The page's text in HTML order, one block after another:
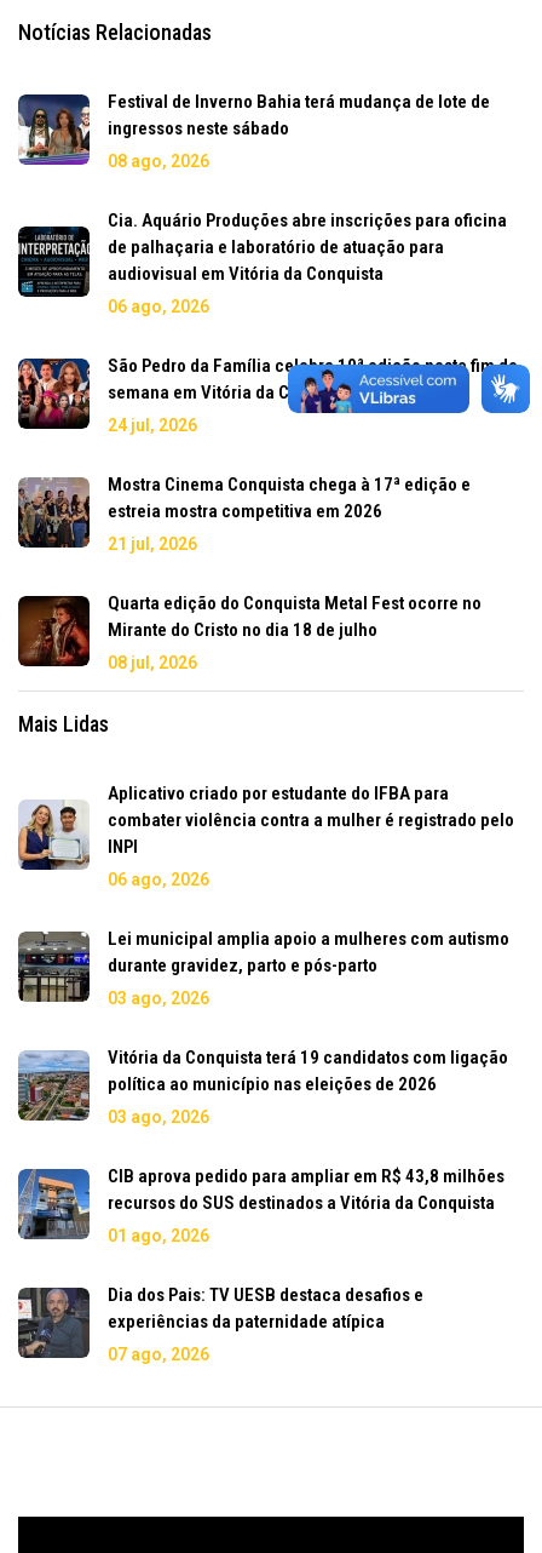
Notícias Relacionadas
Festival de Inverno Bahia terá mudança de lote de
ingressos neste sábado
08 ago, 2026
Cia. Aquário Produções abre inscrições para oficina
de palhaçaria e laboratório de atuação para
audiovisual em Vitória da Conquista
06 ago, 2026
São Pedro da Família celebra 10ª edição neste fim de
semana em Vitória da Conquista
24 jul, 2026
Mostra Cinema Conquista chega à 17ª edição e
estreia mostra competitiva em 2026
21 jul, 2026
Quarta edição do Conquista Metal Fest ocorre no
Mirante do Cristo no dia 18 de julho
08 jul, 2026
Mais Lidas
Aplicativo criado por estudante do IFBA para
combater violência contra a mulher é registrado pelo
INPI
06 ago, 2026
Lei municipal amplia apoio a mulheres com autismo
durante gravidez, parto e pós-parto
03 ago, 2026
Vitória da Conquista terá 19 candidatos com ligação
política ao município nas eleições de 2026
03 ago, 2026
CIB aprova pedido para ampliar em R$ 43,8 milhões
recursos do SUS destinados a Vitória da Conquista
01 ago, 2026
Dia dos Pais: TV UESB destaca desafios e
experiências da paternidade atípica
07 ago, 2026